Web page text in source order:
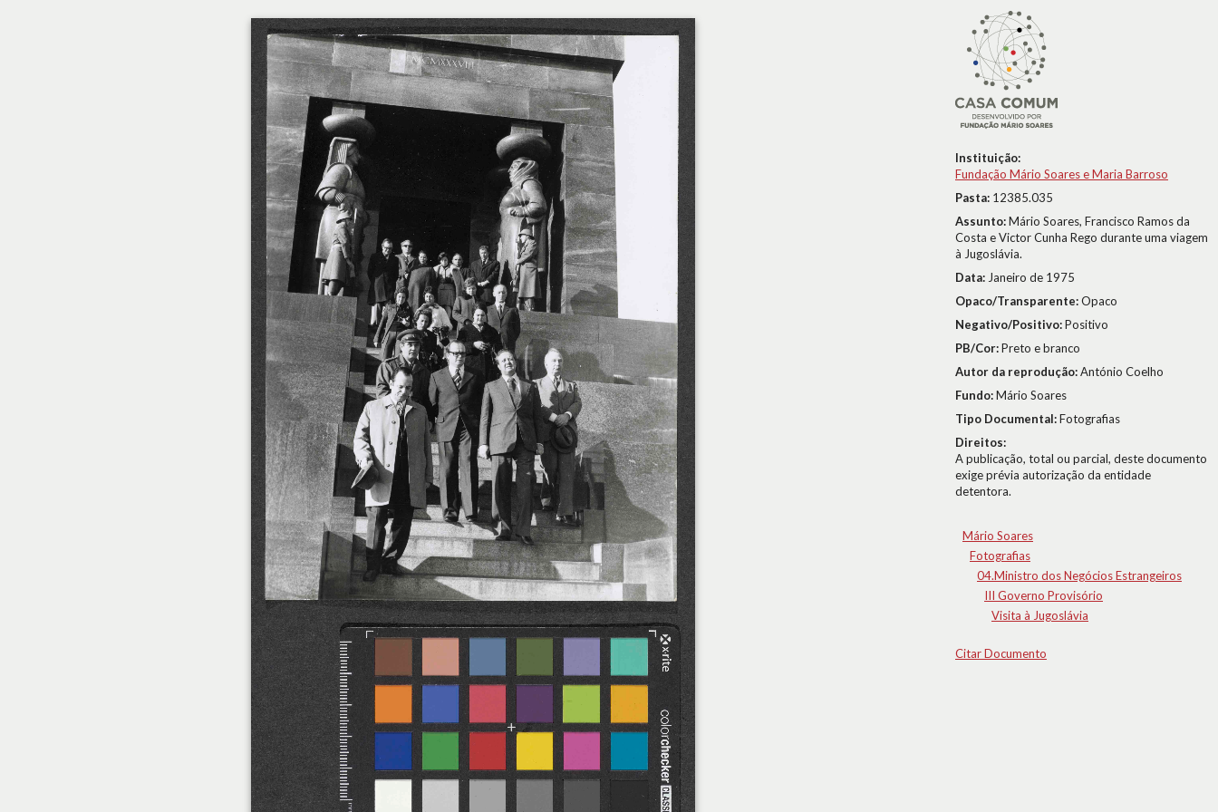
Instituição:
Fundação Mário Soares e Maria Barroso
Pasta: 12385.035
Assunto:Mário Soares, Francisco Ramos da
Costa e Victor Cunha Rego durante uma viagem
à Jugoslávia.
Data: Janeiro de 1975
Opaco/Transparente:Opaco
Negativo/Positivo:Positivo
PB/Cor:Preto e branco
Autor da reprodução:António Coelho
Fundo:Mário Soares
Tipo Documental:Fotografias
Direitos:
A publicação, total ou parcial, deste documento
exige prévia autorização da entidade
detentora.
Mário Soares
Fotografias
04.Ministro dos Negócios Estrangeiros
III Governo Provisório
Visita à Jugoslávia
Citar Documento